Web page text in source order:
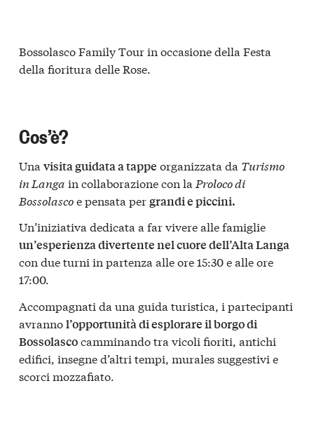
Bossolasco Family Tour in occasione della Festa
della fioritura delle Rose.
Cos’è?
Una visita guidata a tappe organizzata da Turismo
in Langa in collaborazione con la Proloco di
Bossolascoe pensata pergrandi e piccini.
Un’iniziativa dedicata a far vivere alle famiglie
un’esperienza divertente nel cuore dell’Alta Langa
con due turni in partenza alle ore 15:30 e alle ore
17:00.
Accompagnati da una guida turistica, i partecipanti
avrannol’opportunità di esplorare il borgo di
Bossolascocamminando tra vicoli fioriti, antichi
edifici, insegne d’altri tempi, murales suggestivi e
scorci mozzafiato.